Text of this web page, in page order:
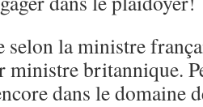
selon la ministre
ministre britannique.
dans le domaine